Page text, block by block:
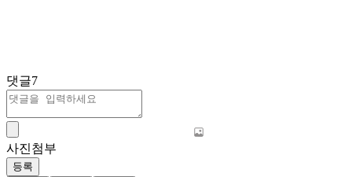
댓글7
사진첨부
등록